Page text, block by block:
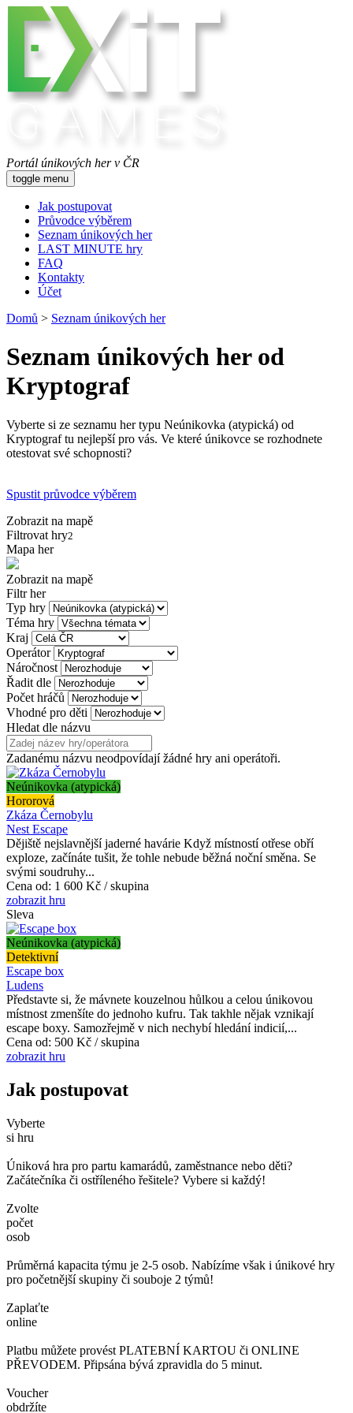
Portál únikových her v ČR
toggle menu
Jak postupovat
Průvodce výběrem
Seznam únikových her
LAST MINUTE hry
FAQ
Kontakty
Účet
Domů > Seznam únikových her
Seznam únikových her od
Kryptograf
Vyberte si ze seznamu her typu Neúnikovka (atypická) od
Kryptograf tu nejlepší pro vás. Ve které únikovce se rozhodnete
otestovat své schopnosti?
Spustit průvodce výběrem
Zobrazit na mapě
Filtrovat hry2
Mapa her
Zobrazit na mapě
Filtr her
Typ hry
Téma hry
Kraj
Operátor
Náročnost
Řadit dle
Počet hráčů
Vhodné pro děti
Hledat dle názvu
Zadanému názvu neodpovídají žádné hry ani operátoři.
Neúnikovka (atypická)
Hororová
Zkáza Černobylu
Nest Escape
Dějiště nejslavnější jaderné havárie Když místností otřese obří
exploze, začínáte tušit, že tohle nebude běžná noční směna. Se
svými soudruhy...
Cena od: 1 600 Kč / skupina
zobrazit hru
Sleva
Neúnikovka (atypická)
Detektivní
Escape box
Ludens
Představte si, že mávnete kouzelnou hůlkou a celou únikovou
místnost zmenšíte do jednoho kufru. Tak takhle nějak vznikají
escape boxy. Samozřejmě v nich nechybí hledání indicií,...
Cena od: 500 Kč / skupina
zobrazit hru
Jak postupovat
Vyberte
si hru
Úniková hra pro partu kamarádů, zaměstnance nebo děti?
Začátečníka či ostříleného řešitele? Vybere si každý!
Zvolte
počet
osob
Průměrná kapacita týmu je 2-5 osob. Nabízíme však i únikové hry
pro početnější skupiny či souboje 2 týmů!
Zaplaťte
online
Platbu můžete provést PLATEBNÍ KARTOU či ONLINE
PŘEVODEM. Připsána bývá zpravidla do 5 minut.
Voucher
obdržíte